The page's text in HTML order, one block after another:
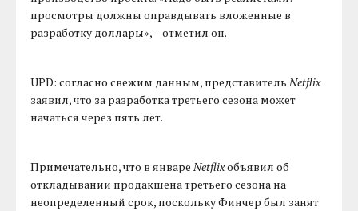
просмотры должны оправдывать вложенные в
разработку доллары», – отметил он.
UPD: согласно свежим данным, представительNetflix
заявил, что за разработка третьего сезона может
начаться через пять лет.
Примечательно, что в январеNetflixобъявил об
откладывании продакшена третьего сезона на
неопределенный срок, поскольку Финчер был занят